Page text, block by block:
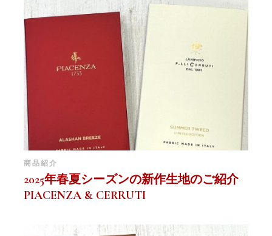
商品紹介
2025年春夏シーズンの新作生地のご紹介
PIACENZA & CERRUTI